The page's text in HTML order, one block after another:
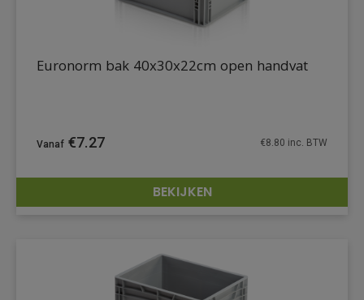
DETAILS
Euronorm bak 40x30x22cm open handvat
€7.27 €8.80 inc. BTW
BEKIJKEN